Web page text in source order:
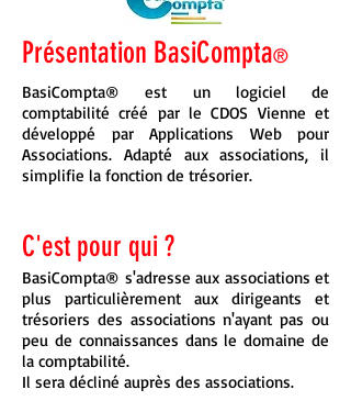
Présentation BasiCompta®
BasiCompta® est un logiciel de
comptabilité créé par le CDOS Vienne et
développé par Applications Web pour
Associations. Adapté aux associations, il
simplifie la fonction de trésorier.
C'est pour qui ?
BasiCompta® s'adresse aux associations et
plus particulièrement aux dirigeants et
trésoriers des associations n'ayant pas ou
peu de connaissances dans le domaine de
la comptabilité.
Il sera décliné auprès des associations.